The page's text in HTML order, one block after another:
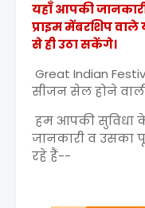
यहाँ आपकी
प्राइम मेंबरशिप
से ही उठा सकेंगे।
Great Indian
सीजन सेल होने
हम आपकी सुविधा
जानकारी व
रहे हैं--